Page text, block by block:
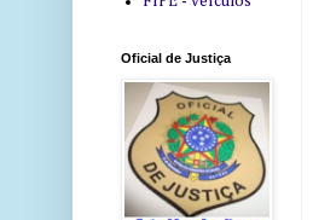
Oficial de Justiça